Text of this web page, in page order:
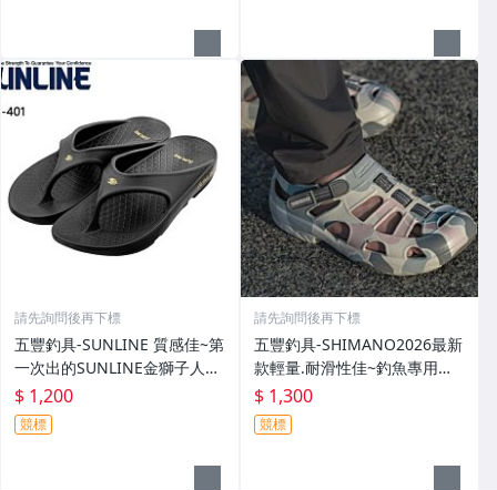
請先詢問後再下標
五豐釣具-SUNLINE 質感佳~第
一次出的SUNLINE金獅子人字
夾腳拖鞋SUS-401特價1200元
$ 1,200
競標
請先詢問後再下標
五豐釣具-SHIMANO2026最新
款輕量.耐滑性佳~釣魚專用布
希涼鞋 FS-091I特價1300元
$ 1,300
競標